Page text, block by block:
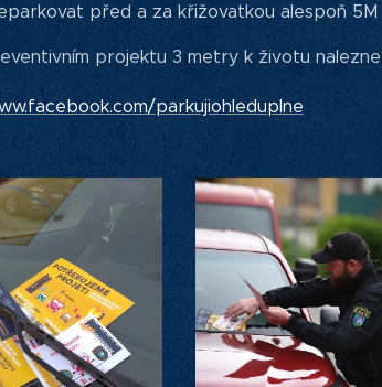
před a za křižovatkou alespoň 5M
projektu 3 metry k životu
parkujiohleduplne